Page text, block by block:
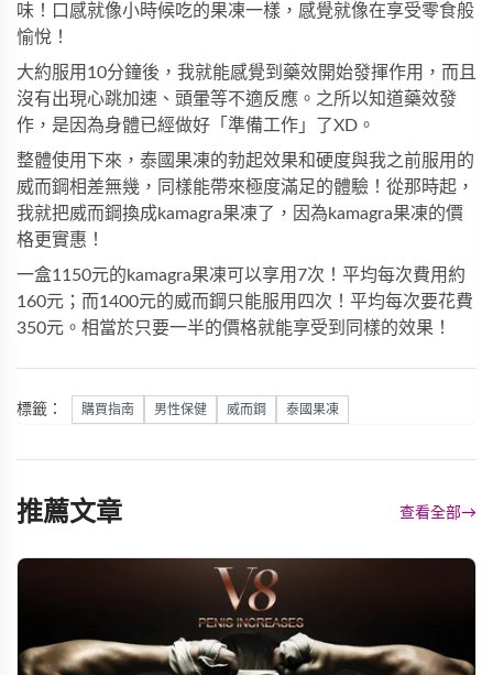
味！口感就像小時候吃的果凍一樣，感覺就像在享受零食般
愉悅！
大約服用10分鐘後，我就能感覺到藥效開始發揮作用，而且
沒有出現心跳加速、頭暈等不適反應。之所以知道藥效發
作，是因為身體已經做好「準備工作」了XD。
整體使用下來，泰國果凍的勃起效果和硬度與我之前服用的
威而鋼相差無幾，同樣能帶來極度滿足的體驗！從那時起，
我就把威而鋼換成kamagra果凍了，因為kamagra果凍的價
格更實惠！
一盒1150元的kamagra果凍可以享用7次！平均每次費用約
160元；而1400元的威而鋼只能服用四次！平均每次要花費
350元。相當於只要一半的價格就能享受到同樣的效果！
標籤： 購買指南 男性保健 威而鋼 泰國果凍
推薦文章 查看全部→